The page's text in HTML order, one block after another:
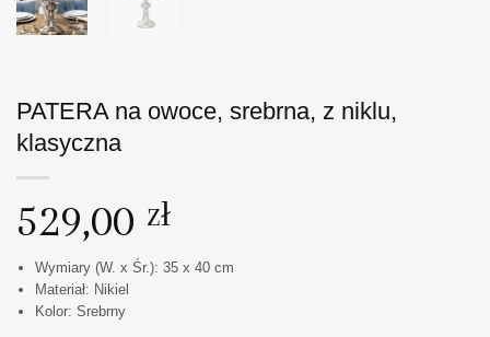
PATERA na owoce, srebrna, z niklu,
klasyczna
529,00 zł
Wymiary (W. x Śr.): 35 x 40 cm
Materiał: Nikiel
Kolor: Srebrny